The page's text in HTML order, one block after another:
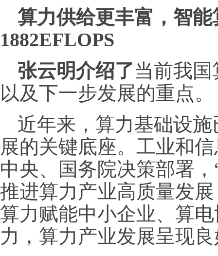
算力供给更丰富，智
1882EFLOPS
张云明介绍了当前我
以及下一步发展的重点。
近年来，算力基础设
展的关键底座。工业和
中央、国务院决策部署
推进算力产业高质量发
算力赋能中小企业、算
力，算力产业发展呈现